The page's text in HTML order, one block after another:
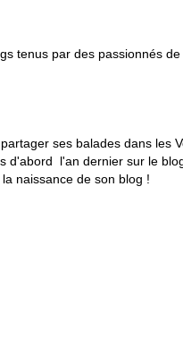
tenus par des passionnés de
ses balades dans les
d'abord l'an dernier sur le
naissance de son blog !